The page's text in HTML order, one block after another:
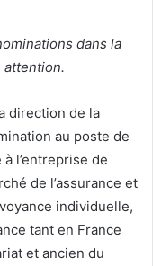
dans la
attention.
direction de la
au poste de
l’entreprise de
de l’assurance et
individuelle,
tant en France
et ancien du